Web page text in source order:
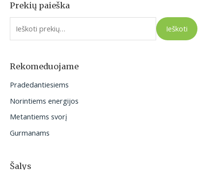
Prekių paieška
I
e
o
:
Ieškoti
Rekomeduojame
Pradedantiesiems
Norintiems energijos
Metantiems svorį
Gurmanams
Šalys